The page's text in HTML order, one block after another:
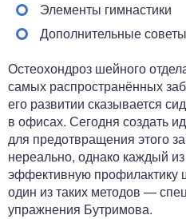
Элементы гимнастики
Дополнительные советы
Остеохондроз шейного
самых распространённых
его развитии сказывается
в офисах. Сегодня создать
для предотвращения этого
нереально, однако каждый
эффективную профилактику
один из таких методов —
упражнения Бутримова.